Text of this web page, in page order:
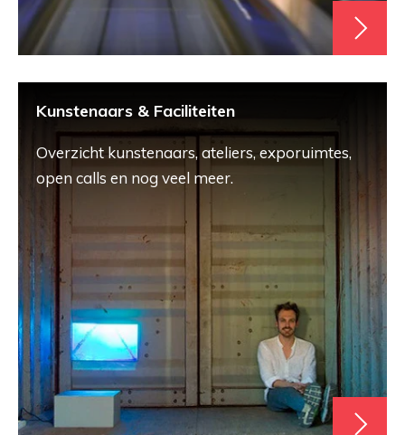
Kunstenaars & Faciliteiten
Overzicht kunstenaars, ateliers, exporuimtes,
open calls en nog veel meer.